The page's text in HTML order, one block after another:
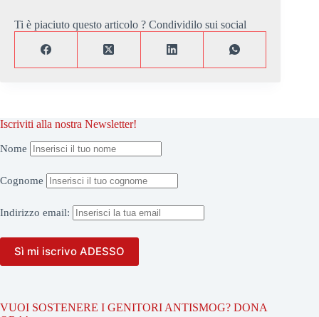
Ti è piaciuto questo articolo ? Condividilo sui social
Iscriviti alla nostra Newsletter!
Nome
Cognome
Indirizzo email:
VUOI SOSTENERE I GENITORI ANTISMOG? DONA